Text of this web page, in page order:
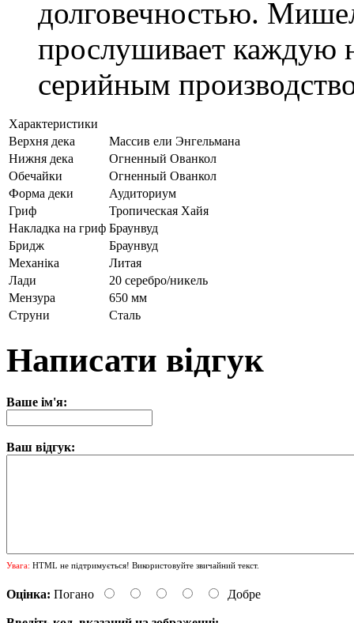
долговечностью.
прослушивает каждую
серийным
Характеристики
Верхня дека
Массив ели Энгельмана
Нижня дека
Огненный Ованкол
Обечайки
Огненный Ованкол
Форма деки
Аудиториум
Гриф
Тропическая Хайя
Накладка на гриф Браунвуд
Бридж
Браунвуд
Механіка
Литая
Лади
20 серебро/никель
Мензура
650 мм
Струни
Сталь
Написати відгук
Ваше ім'я:
Ваш відгук:
Увага: HTML не підтримується! Використовуйте звичайний текст.
Оцінка: Погано Добре